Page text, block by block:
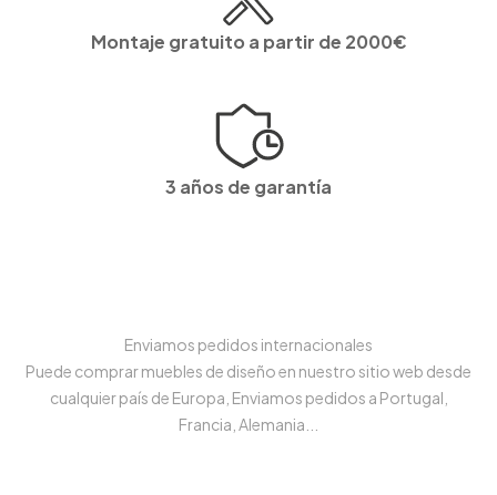
Montaje gratuito a partir de 2000€
3 años de garantía
Enviamos pedidos internacionales
Puede comprar muebles de diseño en nuestro sitio web desde
cualquier país de Europa, Enviamos pedidos a Portugal,
Francia, Alemania...